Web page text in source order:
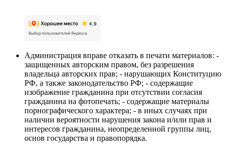
Администрация вправе отказать в печати материалов: -
защищенных авторским правом, без разрешения
владельца авторских прав; - нарушающих Конституцию
РФ, а также законодательство РФ; - содержащие
изображение гражданина при отсутствии согласия
гражданина на фотопечать; - содержащие материалы
порнографического характера; - в иных случаях при
наличии вероятности нарушения закона и/или прав и
интересов гражданина, неопределенной группы лиц,
основ государства и правопорядка.